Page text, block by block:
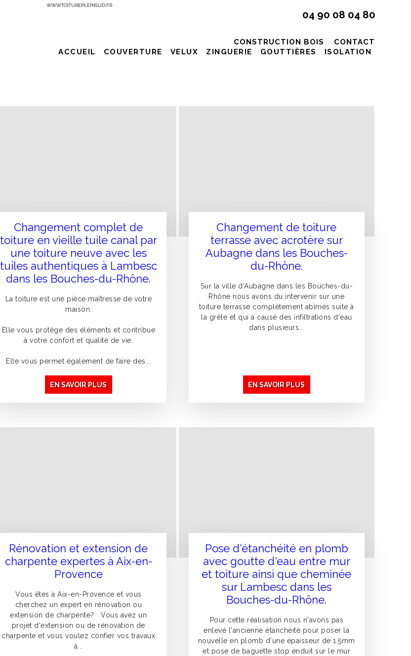
WWW.TOITUREPLEINSUD.FR
04 90 08 04 80
CONSTRUCTION BOIS
CONTACT
ACCUEIL
COUVERTURE VELUX ZINGUERIE GOUTTIÈRES ISOLATION
Changement complet de
toiture en vieille tuile canal par
une toiture neuve avec les
tuiles authentiques à Lambesc
dans les Bouches-du-Rhône.
La toiture est une pièce maîtresse de votre
maison.
Elle vous protège des éléments et contribue
à votre confort et qualité de vie.
Elle vous permet également de faire des...
EN SAVOIR PLUS
Changement de toiture
terrasse avec acrotère sur
Aubagne dans les Bouches-
du-Rhône.
Sur la ville d’Aubagne dans les Bouches-du-
Rhône nous avons du intervenir sur une
toiture terrasse complètement abîmés suite à
la grêle et qui a causé des infiltrations d'eau
dans plusieurs...
EN SAVOIR PLUS
Rénovation et extension de
charpente expertes à Aix-en-
Provence
Vous êtes à Aix-en-Provence et vous
cherchez un expert en rénovation ou
extension de charpente? Vous avez un
projet d'extension ou de rénovation de
charpente et vous voulez confier vos travaux
à...
Pose d'étanchéité en plomb
avec goutte d'eau entre mur
et toiture ainsi que cheminée
sur Lambesc dans les
Bouches-du-Rhône.
Pour cette réalisation nous n'avons pas
enlevé l'ancienne étanchéité pour poser la
nouvelle en plomb d'une épaisseur de 1.5mm
et pose de baguette stop enduit sur le mur